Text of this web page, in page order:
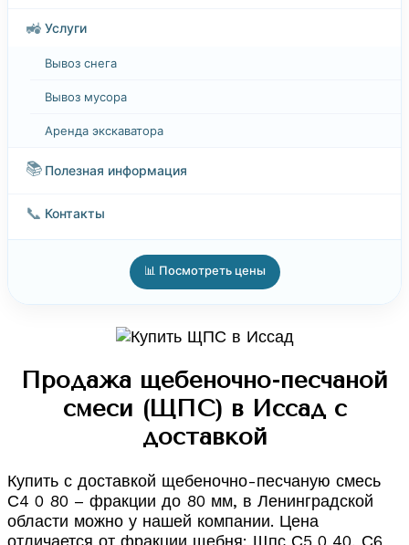
🚜 Услуги
Вывоз снега
Вывоз мусора
Аренда экскаватора
📚 Полезная информация
📞 Контакты
📊 Посмотреть цены
Продажа щебеночно-песчаной
смеси (ЩПС) в Иссад с
доставкой
Купить с доставкой щебеночно-песчаную смесь
С4 0 80 – фракции до 80 мм, в Ленинградской
области можно у нашей компании. Цена
отличается от фракции щебня: Щпс С5 0 40, С6